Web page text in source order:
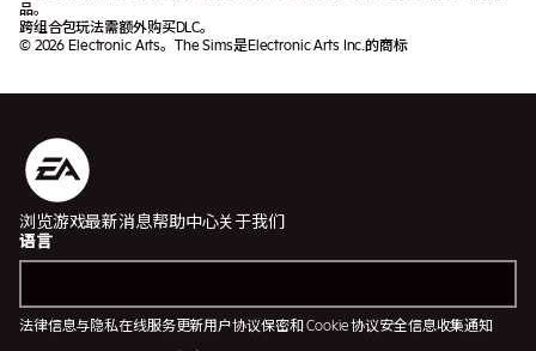
品。
跨组合包玩法需额外购买DLC。
© 2026 Electronic Arts。The Sims是Electronic Arts Inc.的商标
浏览游戏最新消息帮助中心关于我们
语言
法律信息与隐私在线服务更新用户协议保密和 Cookie 协议安全信息收集通知